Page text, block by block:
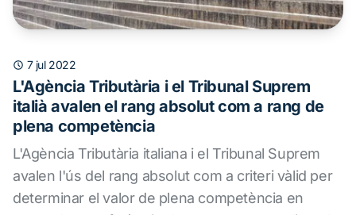
7 jul 2022
L'Agència Tributària i el Tribunal Suprem
italià avalen el rang absolut com a rang de
plena competència
L'Agència Tributària italiana i el Tribunal Suprem
avalen l'ús del rang absolut com a criteri vàlid per
determinar el valor de plena competència en